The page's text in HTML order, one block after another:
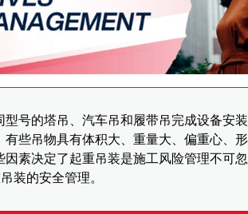
号的塔吊、汽车吊和履带吊完成设备安
些吊物具有体积大、重量大、偏重心、形
素决定了起重吊装是施工风险管理不可
装的安全管理。